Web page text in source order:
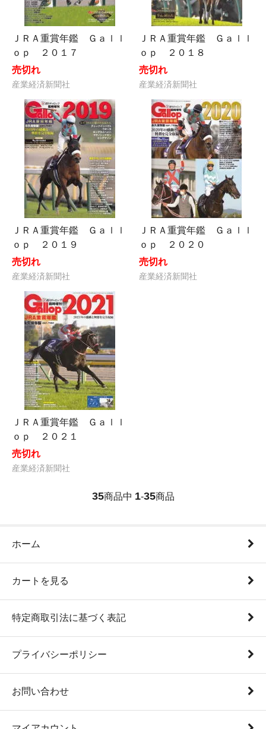
ＪＲＡ重賞年鑑 Ｇａｌｌ
ｏｐ ２０１７
売切れ
産業経済新聞社
ＪＲＡ重賞年鑑 Ｇａｌｌ
ｏｐ ２０１８
売切れ
産業経済新聞社
ＪＲＡ重賞年鑑 Ｇａｌｌ
ｏｐ ２０１９
売切れ
産業経済新聞社
ＪＲＡ重賞年鑑 Ｇａｌｌ
ｏｐ ２０２０
売切れ
産業経済新聞社
ＪＲＡ重賞年鑑 Ｇａｌｌ
ｏｐ ２０２１
売切れ
産業経済新聞社
35商品中 1-35商品
ホーム
カートを見る
特定商取引法に基づく表記
プライバシーポリシー
お問い合わせ